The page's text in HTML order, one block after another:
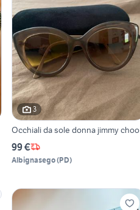
3
Occhiali da sole donna jimmy choo
99 €
Albignasego(PD)